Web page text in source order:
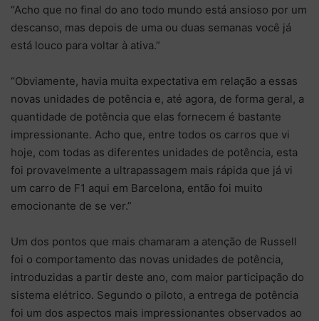
“Acho que no final do ano todo mundo está ansioso por um
descanso, mas depois de uma ou duas semanas você já
está louco para voltar à ativa.”
“Obviamente, havia muita expectativa em relação a essas
novas unidades de potência e, até agora, de forma geral, a
quantidade de potência que elas fornecem é bastante
impressionante. Acho que, entre todos os carros que vi
hoje, com todas as diferentes unidades de potência, esta
foi provavelmente a ultrapassagem mais rápida que já vi
um carro de F1 aqui em Barcelona, ​​então foi muito
emocionante de se ver.”
Um dos pontos que mais chamaram a atenção de Russell
foi o comportamento das novas unidades de potência,
introduzidas a partir deste ano, com maior participação do
sistema elétrico. Segundo o piloto, a entrega de potência
foi um dos aspectos mais impressionantes observados ao